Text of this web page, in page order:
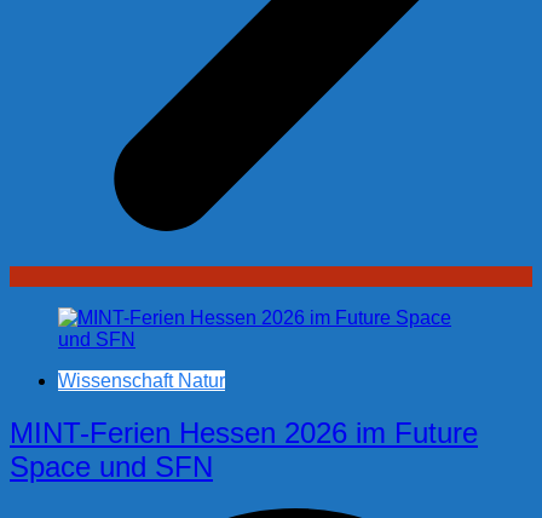
Wissenschaft Natur
MINT-Ferien Hessen 2026 im Future
Space und SFN